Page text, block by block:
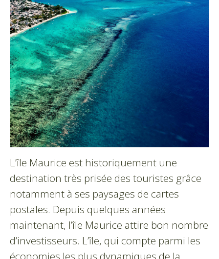
L’île Maurice est historiquement une
destination très prisée des touristes grâce
notamment à ses paysages de cartes
postales. Depuis quelques années
maintenant, l’île Maurice attire bon nombre
d’investisseurs. L’île, qui compte parmi les
économies les plus dynamiques de la